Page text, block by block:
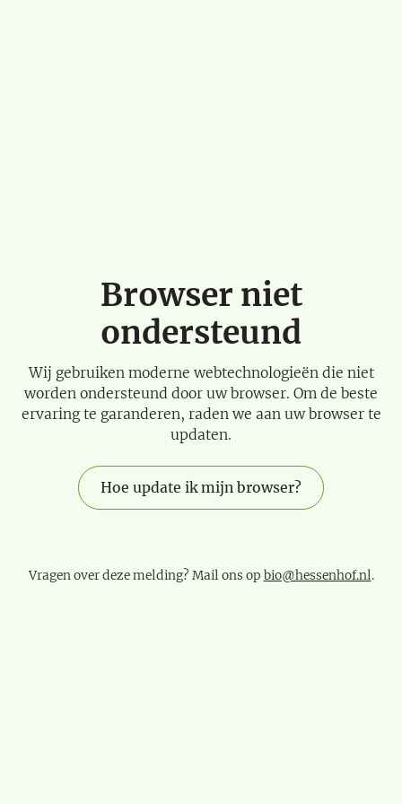
Browser niet
ondersteund
Wij gebruiken moderne webtechnologieën die niet
worden ondersteund door uw browser. Om de beste
ervaring te garanderen, raden we aan uw browser te
updaten.
Hoe update ik mijn browser?
Vragen over deze melding? Mail ons op bio@hessenhof.nl.